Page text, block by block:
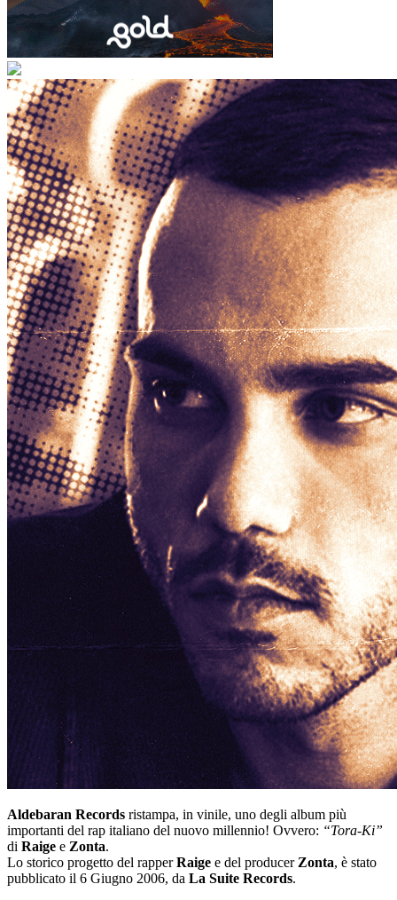
Aldebaran Records ristampa, in vinile, uno degli album più
importanti del rap italiano del nuovo millennio! Ovvero: “Tora-Ki”
di Raige e Zonta.
Lo storico progetto del rapperRaige e del producer Zonta, è stato
pubblicato il 6 Giugno 2006, da La Suite Records.